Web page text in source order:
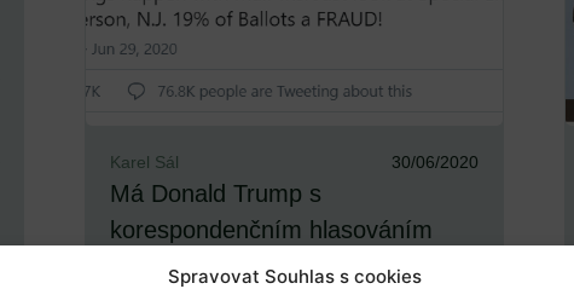
Spravovat Souhlas s cookies
Karel Sál 30/06/2020
Má Donald Trump s
korespondenčním hlasováním